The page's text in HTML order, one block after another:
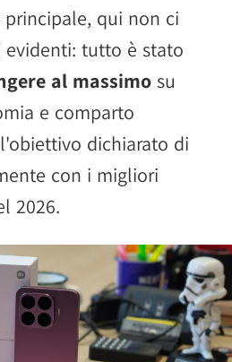
qui non ci
evidenti: tutto è stato
al massimo su
e comparto
dichiarato di
con i migliori
2026.